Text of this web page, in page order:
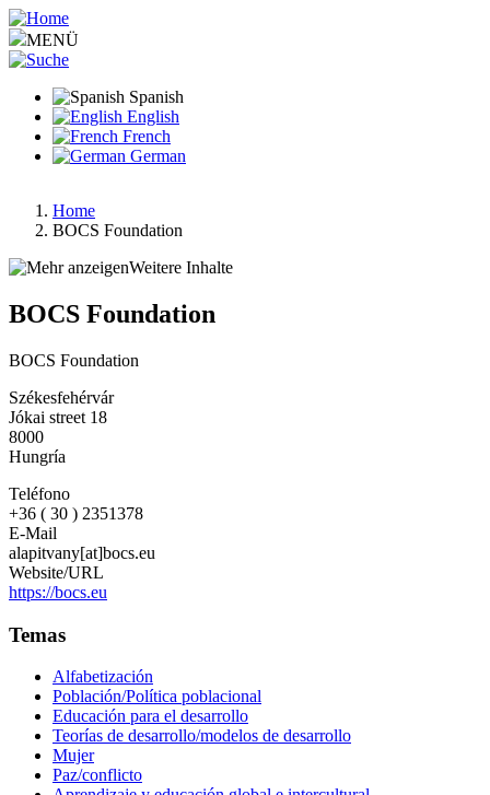
Pasar
al
contenido
MENÜ
Spanish
English
French
German
Ruta
de
Home
BOCS Foundation
Weitere Inhalte
BOCS Foundation
BOCS Foundation
Székesfehérvár
Jókai street 18
8000
Hungría
Teléfono
+36 ( 30 ) 2351378
E-Mail
alapitvany[at]bocs.eu
Website/URL
https://bocs.eu
Temas
Alfabetización
Población/Política poblacional
Educación para el desarrollo
Teorías de desarrollo/modelos de desarrollo
Mujer
Paz/conflicto